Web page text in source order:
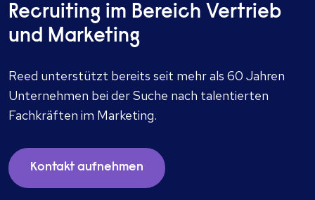
Recruiting im Bereich Vertrieb
und Marketing
Reed unterstützt bereits seit mehr als 60 Jahren
Unternehmen bei der Suche nach talentierten
Fachkräften im Marketing.
Kontakt aufnehmen